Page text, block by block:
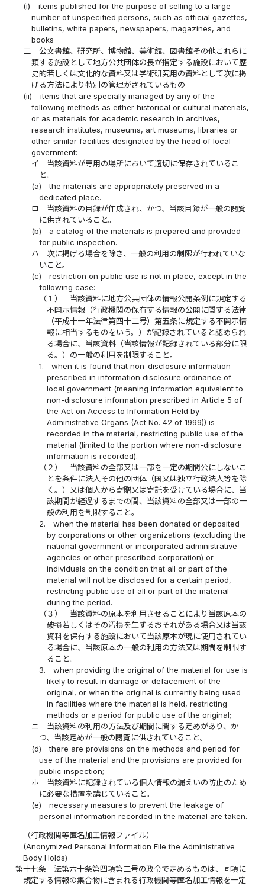
(i)
items published for the purpose of selling to a large
number of unspecified persons, such as official gazettes,
bulletins, white papers, newspapers, magazines, and
books
二
公文書館、研究所、博物館、美術館、図書館その他これらに
類する施設として地方公共団体の長が指定する施設において歴
史的若しくは文化的な資料又は学術研究用の資料として次に掲
げる方法により特別の管理がされているもの
(ii)
items that are specially managed by any of the
following methods as either historical or cultural materials,
or as materials for academic research in archives,
research institutes, museums, art museums, libraries or
other similar facilities designated by the head of local
government:
イ
当該資料が専用の場所において適切に保存されているこ
と。
(a)
the materials are appropriately preserved in a
dedicated place.
ロ
当該資料の目録が作成され、かつ、当該目録が一般の閲覧
に供されていること。
(b)
a catalog of the materials is prepared and provided
for public inspection.
ハ
次に掲げる場合を除き、一般の利用の制限が行われていな
いこと。
(c)
restriction on public use is not in place, except in the
following case:
（１）
当該資料に地方公共団体の情報公開条例に規定する
不開示情報（行政機関の保有する情報の公開に関する法律
（平成十一年法律第四十二号）第五条に規定する不開示情
報に相当するものをいう。）が記録されていると認められ
る場合に、当該資料（当該情報が記録されている部分に限
る。）の一般の利用を制限すること。
1.
when it is found that non-disclosure information
prescribed in information disclosure ordinance of
local government (meaning information equivalent to
non-disclosure information prescribed in Article 5 of
the Act on Access to Information Held by
Administrative Organs (Act No. 42 of 1999)) is
recorded in the material, restricting public use of the
material (limited to the portion where non-disclosure
information is recorded).
（２）
当該資料の全部又は一部を一定の期間公にしないこ
とを条件に法人その他の団体（国又は独立行政法人等を除
く。）又は個人から寄贈又は寄託を受けている場合に、当
該期間が経過するまでの間、当該資料の全部又は一部の一
般の利用を制限すること。
2.
when the material has been donated or deposited
by corporations or other organizations (excluding the
national government or incorporated administrative
agencies or other prescribed corporation) or
individuals on the condition that all or part of the
material will not be disclosed for a certain period,
restricting public use of all or part of the material
during the period.
（３）
当該資料の原本を利用させることにより当該原本の
破損若しくはその汚損を生ずるおそれがある場合又は当該
資料を保有する施設において当該原本が現に使用されてい
る場合に、当該原本の一般の利用の方法又は期間を制限す
ること。
3.
when providing the original of the material for use is
likely to result in damage or defacement of the
original, or when the original is currently being used
in facilities where the material is held, restricting
methods or a period for public use of the original;
ニ
当該資料の利用の方法及び期間に関する定めがあり、か
つ、当該定めが一般の閲覧に供されていること。
(d)
there are provisions on the methods and period for
use of the material and the provisions are provided for
public inspection;
ホ
当該資料に記録されている個人情報の漏えいの防止のため
に必要な措置を講じていること。
(e)
necessary measures to prevent the leakage of
personal information recorded in the material are taken.
（行政機関等匿名加工情報ファイル）
(Anonymized Personal Information File the Administrative
Body Holds)
第十七条
法第六十条第四項第二号の政令で定めるものは、同項に
規定する情報の集合物に含まれる行政機関等匿名加工情報を一定